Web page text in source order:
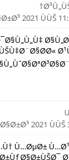
Ù…ØµØ±
Ø§Ø±ÙŠØ¯